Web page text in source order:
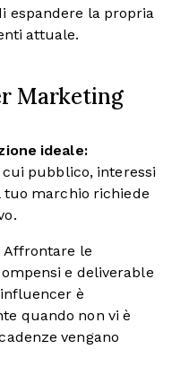
espandere la propria
attuale.
Marketing
ideale:
pubblico, interessi
tuo marchio richiede
Affrontare le
e deliverable
è
quando non vi è
vengano